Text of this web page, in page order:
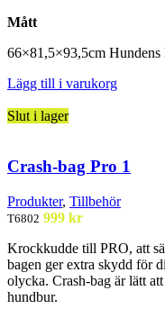
Mått
66×81,5×93,5cm Hundens
Lägg till i varukorg
Slut i lager
Crash-bag Pro 1
Produkter, Tillbehör
T6802 999 kr
Krockkudde till PRO, att
bagen ger extra skydd för
olycka. Crash-bag är lätt
hundbur.